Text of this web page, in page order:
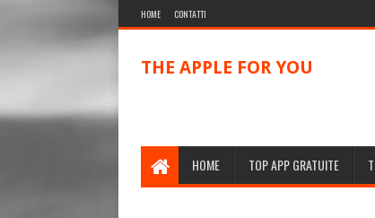
HOME CONTATTI
THE APPLE FOR YOU
HOME TOP APP GRATUITE